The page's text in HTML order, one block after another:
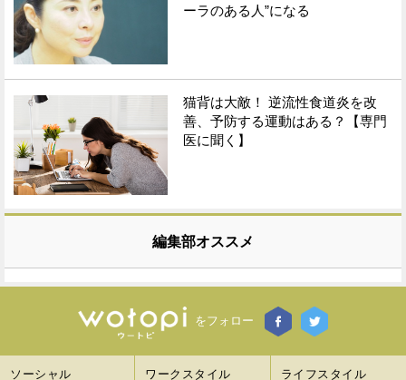
ーラのある人”になる
猫背は大敵！ 逆流性食道炎を改
善、予防する運動はある？【専門
医に聞く】
編集部オススメ
をフォロー
ソーシャル ワークスタイル ライフスタイル